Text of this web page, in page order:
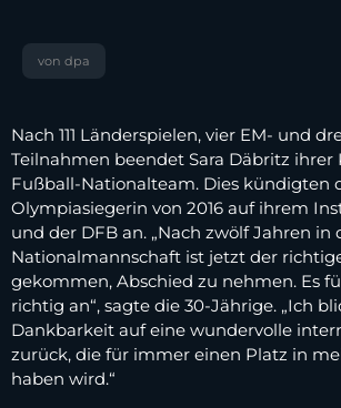
von dpa
Nach 111 Länderspielen, vier EM- und
Teilnahmen beendet Sara Däbritz ihrer
Fußball-Nationalteam. Dies kündigten
Olympiasiegerin von 2016 auf ihrem
und der DFB an. „Nach zwölf Jahren in
Nationalmannschaft ist jetzt der
gekommen, Abschied zu nehmen. Es
richtig an“, sagte die 30-Jährige. „Ich
Dankbarkeit auf eine wundervolle
zurück, die für immer einen Platz in
haben wird.“